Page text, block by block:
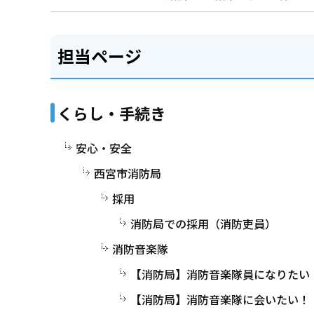
担当ページ
くらし・手続き
安心・安全
西宮市消防局
採用
消防局での採用（消防吏員）
消防音楽隊
【消防局】消防音楽隊員になりたい
【消防局】消防音楽隊に会いたい！